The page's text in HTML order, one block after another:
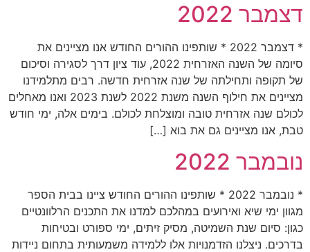
דצמבר 2022
* דצמבר 2022 * שותפינו ההורים החודש אנו מציינים את
סיומה של השנה האזרחית 2022, עוד ציון דרך לסגירה וסיכום
של תקופה ותחילתה של שנה אזרחית חדשה. רבים מתלמידנו
מציינים את חילוף השנה משנת 2022 לשנת 2023 ואנו מאחלים
לכולם שנה אזרחית טובה ומוצלחת לכולם. בימים אלה, ימי חודש
טבת, אנו מציינים גם את בוא […]
נובמבר 2022
* נובמבר 2022 * שותפינו ההורים החודש ציינו בבית הספר
מגוון ימי שיא ואירועים במהלכם למדנו את התכנים הרלוונטיים
כגון: סיום שנת השמיטה, מסיק זיתים, ימי ספורט ובטיחות
בדרכים. ניצלנו הזדמנויות אלו ללמידה משמעותית בתחום ניידות